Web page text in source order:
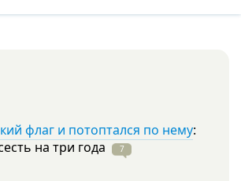
флаг и потоптался по нему:
на три года 7